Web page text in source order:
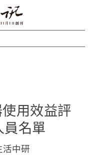
用效益評
名單
活中研